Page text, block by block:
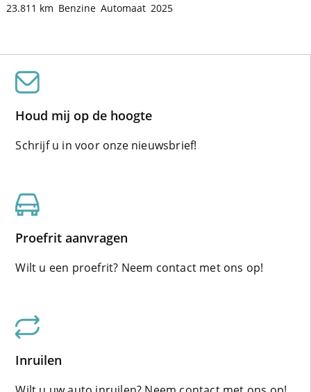
23.811 km Benzine Automaat 2025
Houd mij op de hoogte
Schrijf u in voor onze nieuwsbrief!
Proefrit aanvragen
Wilt u een proefrit? Neem contact met ons op!
Inruilen